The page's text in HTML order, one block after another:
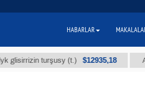
turşusy (t.) $12935,18 Az
HABARLAR